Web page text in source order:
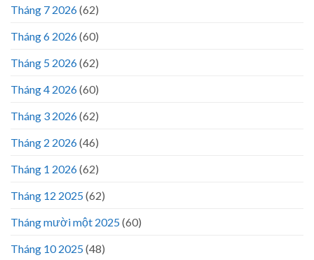
Tháng 7 2026(62)
Tháng 6 2026(60)
Tháng 5 2026(62)
Tháng 4 2026(60)
Tháng 3 2026(62)
Tháng 2 2026(46)
Tháng 1 2026(62)
Tháng 12 2025(62)
Tháng mười một 2025(60)
Tháng 10 2025(48)